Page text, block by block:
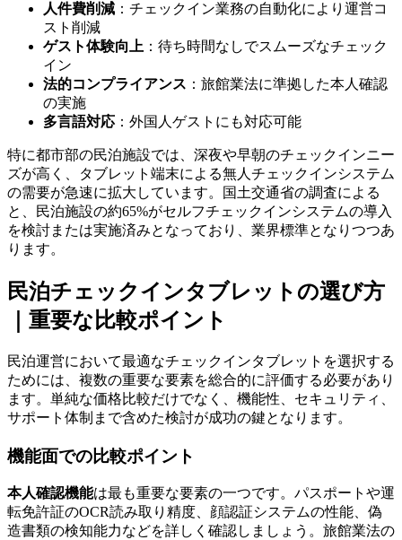
人件費削減 ：チェックイン業務の自動化により運営コ
スト削減
ゲスト体験向上 ：待ち時間なしでスムーズなチェック
イン
法的コンプライアンス ：旅館業法に準拠した本人確認
の実施
多言語対応 ：外国人ゲストにも対応可能
特に都市部の民泊施設では、深夜や早朝のチェックインニー
ズが高く、タブレット端末による無人チェックインシステム
の需要が急速に拡大しています。国土交通省の調査による
と、民泊施設の約65%がセルフチェックインシステムの導入
を検討または実施済みとなっており、業界標準となりつつあ
ります。
民泊チェックインタブレットの選び方
｜重要な比較ポイント
民泊運営において最適なチェックインタブレットを選択する
ためには、複数の重要な要素を総合的に評価する必要があり
ます。単純な価格比較だけでなく、機能性、セキュリティ、
サポート体制まで含めた検討が成功の鍵となります。
機能面での比較ポイント
本人確認機能は最も重要な要素の一つです。パスポートや運
転免許証のOCR読み取り精度、顔認証システムの性能、偽
造書類の検知能力などを詳しく確認しましょう。旅館業法の